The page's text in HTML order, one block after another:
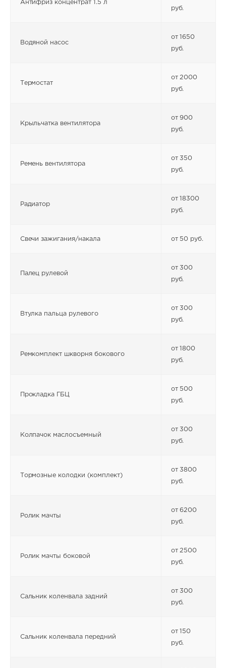
Антифриз концентрат 1.5 л
руб.
Водяной насос
от 1650
руб.
Термостат
от 2000
руб.
Крыльчатка вентилятора
от 900
руб.
Ремень вентилятора
от 350
руб.
Радиатор
от 18300
руб.
Свечи зажигания/накала от 50 руб.
Палец рулевой
от 300
руб.
Втулка пальца рулевого
от 300
руб.
Ремкомплект шкворня бокового
от 1800
руб.
Прокладка ГБЦ
от 500
руб.
Колпачок маслосъемный
от 300
руб.
Тормозные колодки (комплект)
от 3800
руб.
Ролик мачты
от 6200
руб.
Ролик мачты боковой
от 2500
руб.
Сальник коленвала задний
от 300
руб.
Сальник коленвала передний
от 150
руб.